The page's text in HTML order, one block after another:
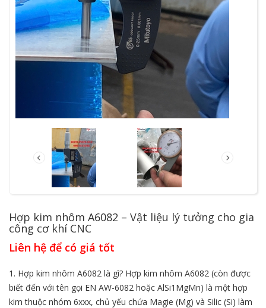
Hợp kim nhôm A6082 – Vật liệu lý tưởng cho gia
công cơ khí CNC
Liên hệ để có giá tốt
1. Hợp kim nhôm A6082 là gì? Hợp kim nhôm A6082 (còn được
biết đến với tên gọi EN AW-6082 hoặc AlSi1MgMn) là một hợp
kim thuộc nhóm 6xxx, chủ yếu chứa Magie (Mg) và Silic (Si) làm